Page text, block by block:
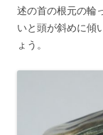
述の首の根元の輪
いと頭が斜めに傾
ょう。